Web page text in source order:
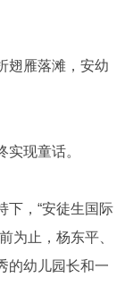
翅雁落滩，安幼
现童话。
下，“安徒生国际
为止，杨东平、
的幼儿园长和一